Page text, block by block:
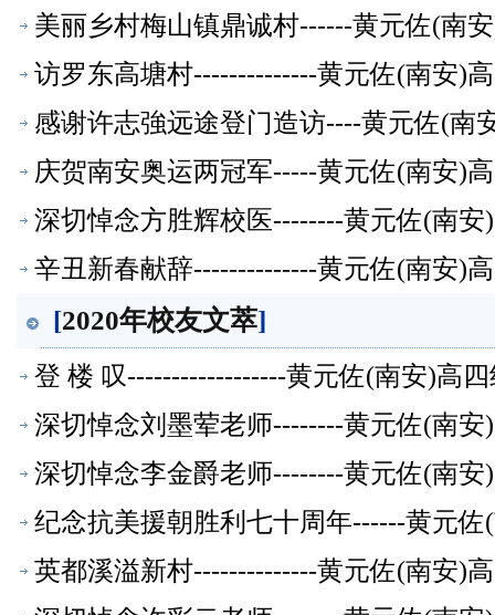
美丽乡村梅山镇鼎诚村------黄元佐(南
访罗东高塘村--------------黄元佐(南安)
感谢许志強远途登门造访----黄元佐(南
庆贺南安奥运两冠军-----黄元佐(南安)
深切悼念方胜辉校医--------黄元佐(南
辛丑新春献辞--------------黄元佐(南安)
[2020年校友文萃]
登 楼 叹------------------黄元佐(南安)高
深切悼念刘墨荤老师--------黄元佐(南
深切悼念李金爵老师--------黄元佐(南
纪念抗美援朝胜利七十周年------黄元
英都溪溢新村--------------黄元佐(南安)